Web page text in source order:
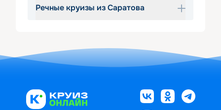
Речные круизы из Саратова
далеко-далеко? Не противьтесь
этому желанию, ведь оно значит, что
устроить настоящее приключение.
Тем более что круизы из Саратова —